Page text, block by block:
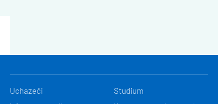
NAVIGACE
Uchazeči Studium